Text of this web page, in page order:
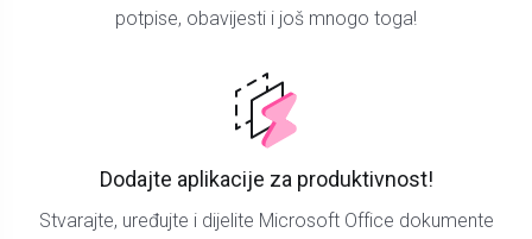
potpise, obavijesti i još mnogo toga!
Dodajte aplikacije za produktivnost!
Stvarajte, uređujte i dijelite Microsoft Office dokumente